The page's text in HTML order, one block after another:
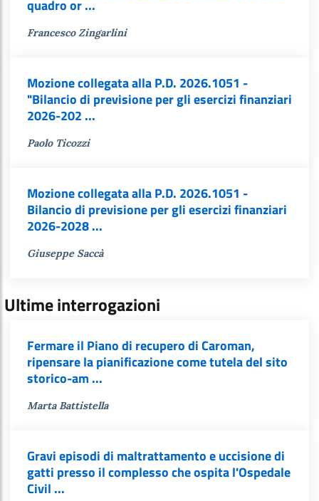
quadro or ...
Francesco Zingarlini
Mozione collegata alla P.D. 2026.1051 -
"Bilancio di previsione per gli esercizi finanziari
2026-202 ...
Paolo Ticozzi
Mozione collegata alla P.D. 2026.1051 -
Bilancio di previsione per gli esercizi finanziari
2026-2028 ...
Giuseppe Saccà
Ultime interrogazioni
Fermare il Piano di recupero di Caroman,
ripensare la pianificazione come tutela del sito
storico-am ...
Marta Battistella
Gravi episodi di maltrattamento e uccisione di
gatti presso il complesso che ospita l'Ospedale
Civil ...